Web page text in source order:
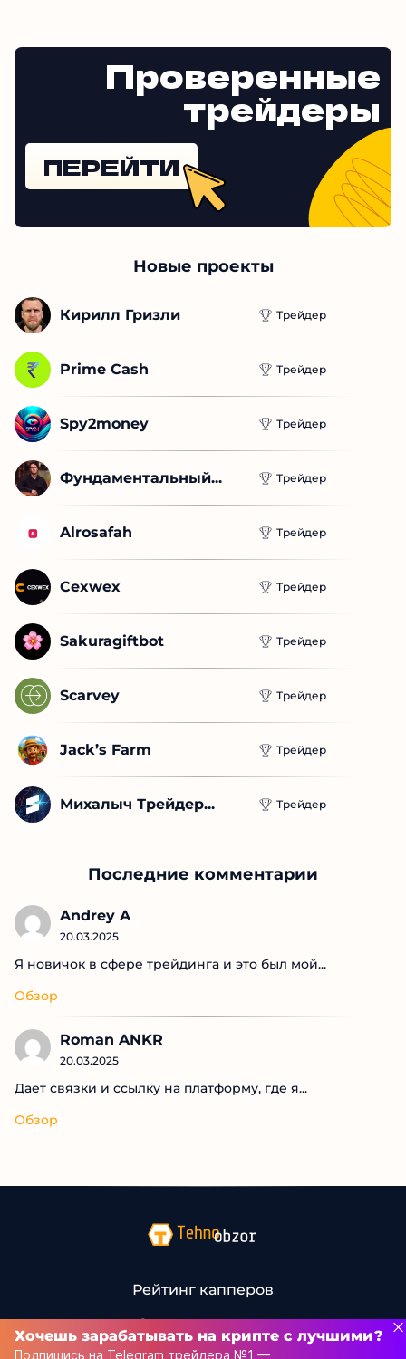
Проверенные
трейдеры
ПЕРЕЙТИ
Новые проекты
Кирилл Гризли Трейдер
Prime Cash Трейдер
Spy2money Трейдер
Фундаментальный... Трейдер
Alrosafah Трейдер
Cexwex Трейдер
Sakuragiftbot Трейдер
Scarvey Трейдер
Jack’s Farm Трейдер
Михалыч Трейдер... Трейдер
Последние комментарии
Andrey A
20.03.2025
Я новичок в сфере трейдинга и это был мой...
Обзор
Roman ANKR
20.03.2025
Дает связки и ссылку на платформу, где я...
Обзор
Рейтинг капперов
Связаться с нами
Хочешь зарабатывать на крипте с лучшими?
Подпишись на Telegram трейдера №1 —